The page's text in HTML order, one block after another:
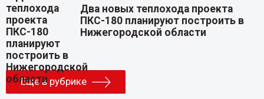
Два новых теплохода проекта
ПКС-180 планируют построить в
Нижегородской области
Еще в рубрике